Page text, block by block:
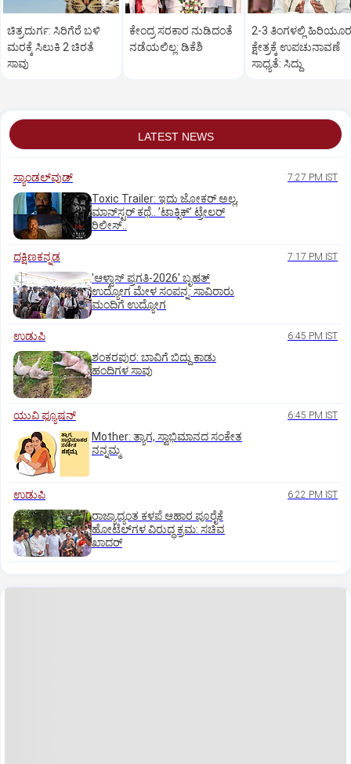
ಚಿತ್ರದುರ್ಗ: ಸಿರಿಗೆರೆ ಬಳಿ
ಮರಕ್ಕೆ ಸಿಲುಕಿ 2 ಚಿರತೆ
ಸಾವು
ಕೇಂದ್ರ ಸರಕಾರ ನುಡಿದಂತೆ
ನಡೆಯಲಿಲ್ಲ: ಡಿಕೆಶಿ
2-3 ತಿಂಗಳಲ್ಲಿ
ಕ್ಷೇತ್ರಕ್ಕೆ ಉಪಚುನಾವಣೆ
ಸಾಧ್ಯತೆ: ಸಿದ್ದು
LATEST NEWS
ಸ್ಯಾಂಡಲ್‌ವುಡ್‌ 7:27 PM IST
Toxic Trailer: ಇದು ಜೋಕರ್‌ ಅಲ್ಲ,
ಮಾನ್‌ಸ್ಟರ್‌ ಕಥೆ.. ʼಟಾಕ್ಸಿಕ್‌ʼ ಟ್ರೇಲರ್‌
ರಿಲೀಸ್..
ದಕ್ಷಿಣಕನ್ನಡ 7:17 PM IST
'ಆಳ್ವಾಸ್‌ ಪ್ರಗತಿ-2026' ಬೃಹತ್
ಉದ್ಯೋಗ ಮೇಳ ಸಂಪನ್ನ: ಸಾವಿರಾರು
ಮಂದಿಗೆ ಉದ್ಯೋಗ
ಉಡುಪಿ 6:45 PM IST
ಶಂಕರಪುರ: ಬಾವಿಗೆ ಬಿದ್ದು ಕಾಡು
ಹಂದಿಗಳ ಸಾವು
ಯುವಿ ಫ್ಯೂಷನ್ 6:45 PM IST
Mother: ತ್ಯಾಗ, ಸ್ವಾಭಿಮಾನದ ಸಂಕೇತ
ನನ್ನಮ್ಮ
ಉಡುಪಿ 6:22 PM IST
ರಾಜ್ಯಾದ್ಯಂತ ಕಳಪೆ ಆಹಾರ ಪೂರೈಕೆ
ಹೋಟೆಲ್‌ಗಳ ವಿರುದ್ಧ ಕ್ರಮ: ಸಚಿವ
ಖಾದರ್